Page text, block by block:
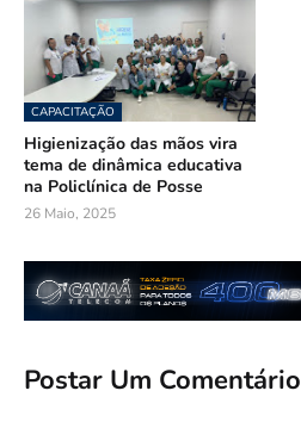
CAPACITAÇÃO
Higienização das mãos vira
tema de dinâmica educativa
na Policlínica de Posse
26 Maio, 2025
Postar Um Comentário